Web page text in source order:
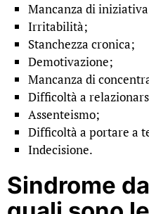
Mancanza di
Irritabilità;
Stanchezza cronica;
Demotivazione;
Mancanza di
Difficoltà a
Assenteismo;
Difficoltà a portare a
Indecisione.
Sindrome